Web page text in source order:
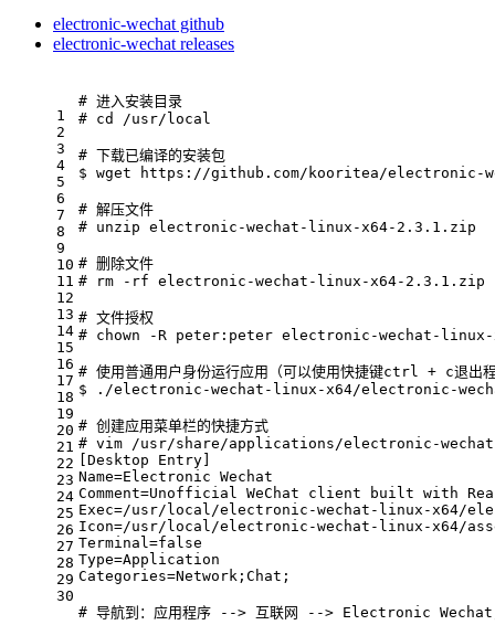
electronic-wechat github
electronic-wechat releases
1
2
3
4
5
6
7
8
9
10
11
12
13
14
15
16
17
18
19
20
21
22
23
24
25
26
27
28
29
30
# 进入安装目录
# cd
/usr/ local
# 下载已编译的安装包
$ wget https://github.com/kooritea/electronic-
# 解压文件
# unzip electronic-wechat-linux-x64-2.3.1.zip
# 删除文件
# rm -rf electronic-wechat-linux-x64-2.3.1.zip
# 文件授权
# chown -R peter:peter electronic-wechat-linux-
# 使用普通用户身份运行应用（可以使用快捷键ctrl + c退出
$ ./electronic-wechat-linux-x64/electronic-
# 创建应用菜单栏的快捷方式
# vim /usr/share/applications/electronic-
[Desktop Entry]
Name=Electronic Wechat
Comment=Unofficial WeChat client built with
Exec=/usr/ local /electronic-wechat-linux-x64/
Icon=/usr/ local /electronic-wechat-linux-x64/
Terminal=false
Type=Application
Categories=Network;Chat;
# 导航到：应用程序 --> 互联网 --> Electronic Wechat，